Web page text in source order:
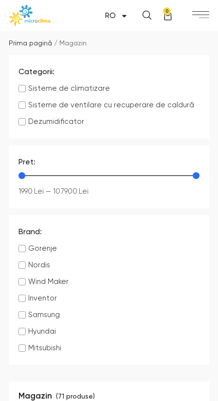
RO
0
Prima pagină / Magazin
Categorii:
Sisteme de climatizare
Sisteme de ventilare cu recuperare de caldură
Dezumidificator
Pret:
1990 Lei — 107900 Lei
Brand:
Gorenje
Nordis
Wind Maker
Inventor
Samsung
Hyundai
Mitsubishi
Magazin (71 produse)